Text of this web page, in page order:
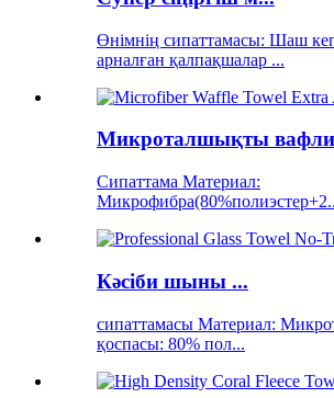
Өнімнің сипаттамасы: Шаш
арналған қалпақшалар ...
Микроталшықты
Сипаттама Материал:
Кәсіби шыны ...
сипаттамасы Материал:
қоспасы: 80% пол...